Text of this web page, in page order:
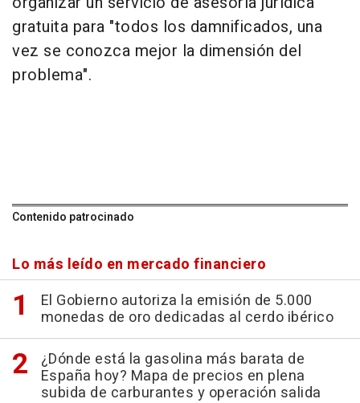
gratuita para "todos los damnificados, una
vez se conozca mejor la dimensión del
problema".
Contenido patrocinado
Lo más leído en mercado financiero
El Gobierno autoriza la emisión de 5.000
monedas de oro dedicadas al cerdo ibérico
¿Dónde está la gasolina más barata de
España hoy? Mapa de precios en plena
subida de carburantes y operación salida